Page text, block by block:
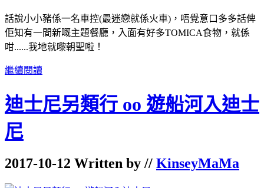
話說小小豬係一名車控(最迷戀就係火車)，唔覺意口多多話俾
佢知有一間新嘅主題餐廳，入面有好多TOMICA食物，就係
咁......我地就嚟朝聖啦！
繼續閱讀
迪士尼另類行 oo 遊船河入迪士
尼
2017-10-12 Written by // KinseyMaMa